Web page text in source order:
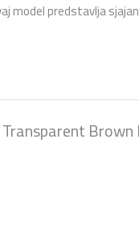
model predstavlja